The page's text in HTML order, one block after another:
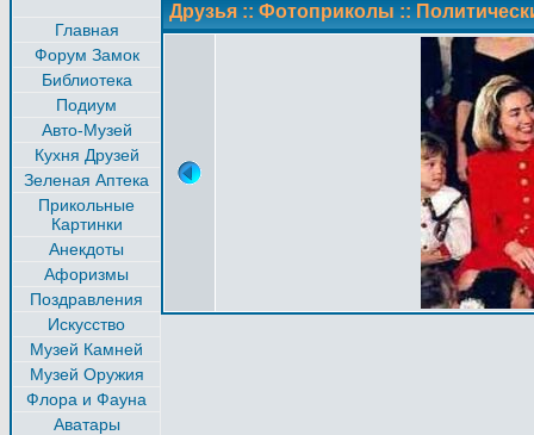
Главная
Форум Замок
Библиотека
Подиум
Авто-Музей
Кухня Друзей
Зеленая Аптека
Прикольные
Картинки
Анекдоты
Афоризмы
Поздравления
Искусство
Музей Камней
Музей Оружия
Флора и Фауна
Аватары
Друзья :: Фотоприколы ::